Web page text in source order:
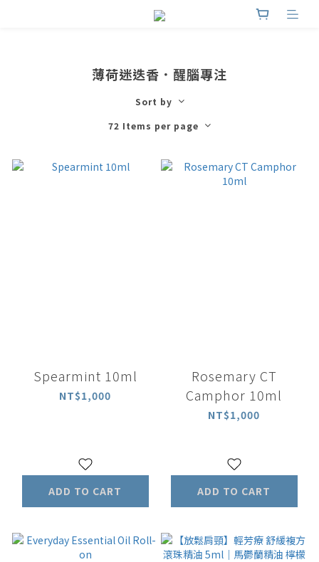
薄荷迷迭香．醒腦專注
Sort by
72 Items per page
Spearmint 10ml
NT$1,000
ADD TO CART
Rosemary CT
Camphor 10ml
NT$1,000
ADD TO CART